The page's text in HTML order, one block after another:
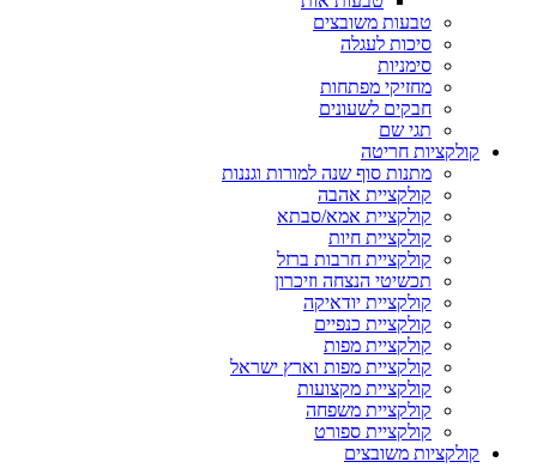
טבעות משובצים
סיכות לעגלה
סימניות
מחזיקי מפתחות
חבקים לשעונים
תגי שם
קולקציות חריטה
מתנות סוף שנה למורות וגננות
קולקציית אהבה
קולקציית אמא/סבתא
קולקציית חיות
קולקציית חרבות ברזל
תכשיטי הנצחה וזיכרון
קולקציית יודאיקה
קולקציית כנפיים
קולקציית מפות
קולקציית מפות וארץ ישראל
קולקציית מקצועות
קולקציית משפחה
קולקציית ספורט
קולקציות משובצים